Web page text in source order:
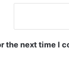
the next time I